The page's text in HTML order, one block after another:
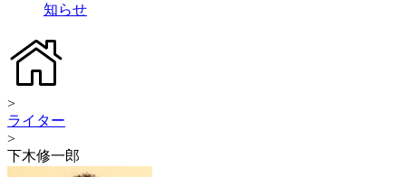
知らせ
>
ライター
>
下木修一郎